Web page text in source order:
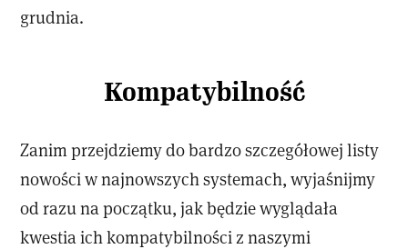
grudnia.
Kompatybilność
Zanim przejdziemy do bardzo szczegółowej listy
nowości w najnowszych systemach, wyjaśnijmy
od razu na początku, jak będzie wyglądała
kwestia ich kompatybilności z naszymi